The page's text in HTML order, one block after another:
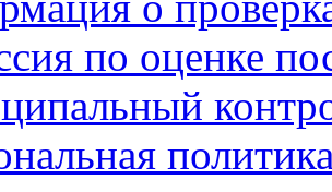
по оценке